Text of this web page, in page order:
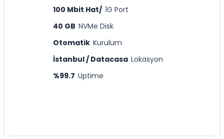
100 Mbit Hat/ 1G Port
40 GB NVMe Disk
Otomatik Kurulum
İstanbul / Datacasa Lokasyon
%99.7 Uptime